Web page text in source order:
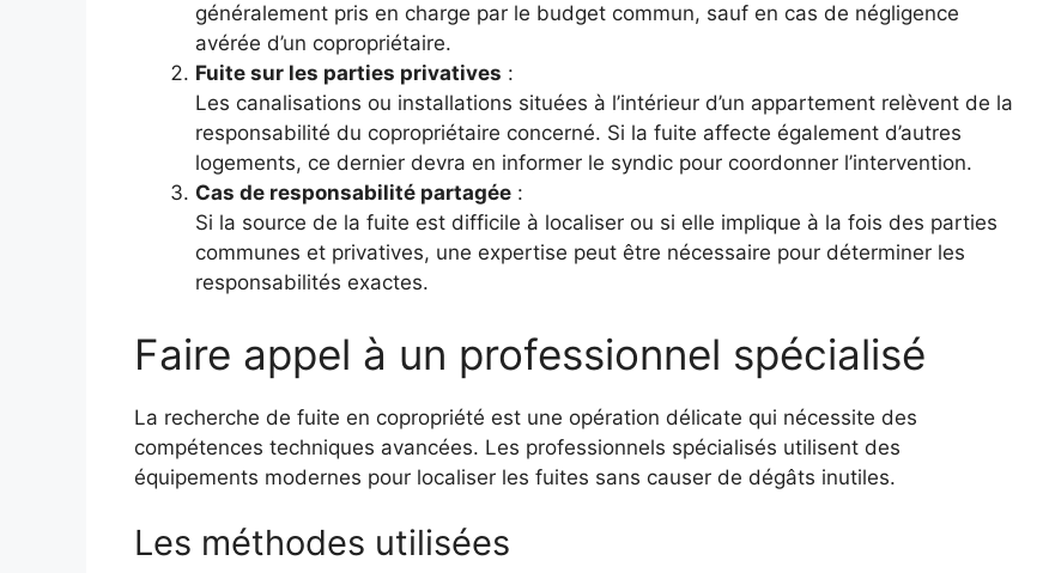
généralement pris en charge par le budget commun, sauf en cas de négligence
avérée d’un copropriétaire.
Fuite sur les parties privatives :
Les canalisations ou installations situées à l’intérieur d’un appartement relèvent de la
responsabilité du copropriétaire concerné. Si la fuite affecte également d’autres
logements, ce dernier devra en informer le syndic pour coordonner l’intervention.
Cas de responsabilité partagée :
Si la source de la fuite est difficile à localiser ou si elle implique à la fois des parties
communes et privatives, une expertise peut être nécessaire pour déterminer les
responsabilités exactes.
Faire appel à un professionnel spécialisé
La recherche de fuite en copropriété est une opération délicate qui nécessite des
compétences techniques avancées. Les professionnels spécialisés utilisent des
équipements modernes pour localiser les fuites sans causer de dégâts inutiles.
Les méthodes utilisées